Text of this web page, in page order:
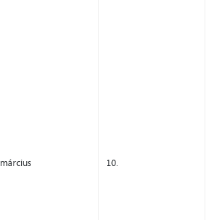
március 10.